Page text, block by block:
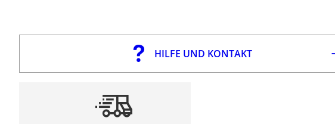
HILFE UND KONTAKT